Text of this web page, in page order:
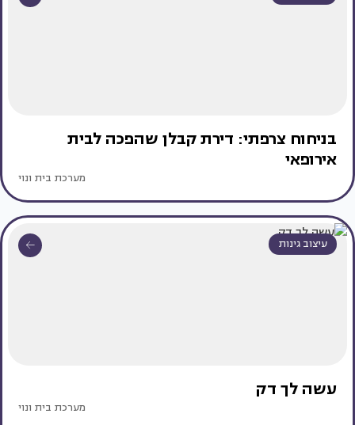
בניחוח צרפתי: דירת קבלן שהפכה לבית
אירופאי
מערכת בית ונוי
עיצוב גינות
עשה לך דק
מערכת בית ונוי